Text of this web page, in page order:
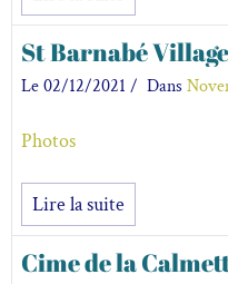
St Barnabé
Le 02/12/2021 Dans
Photos
Lire la suite
Cime de la